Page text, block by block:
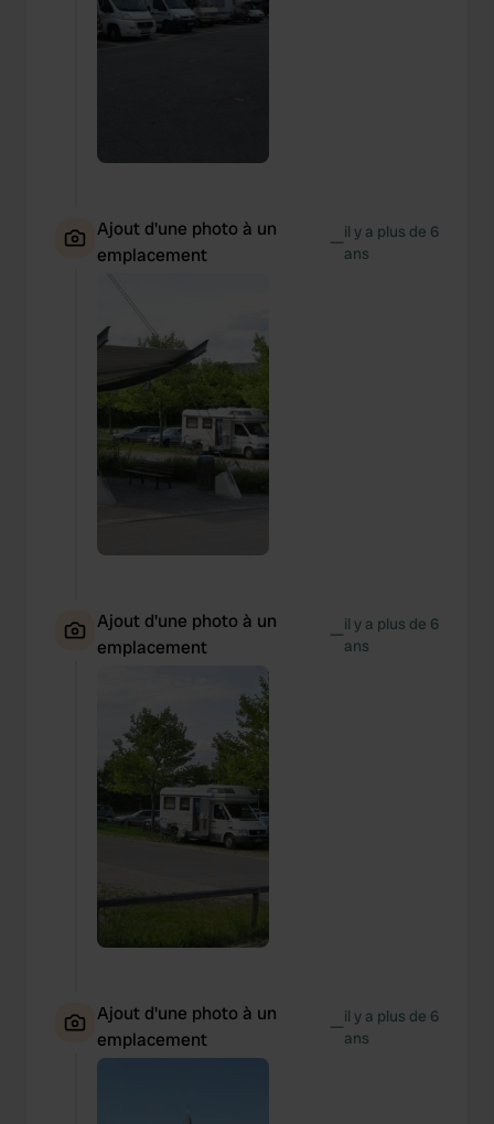
Ajout d'une photo à un
emplacement
—il y a plus de 6
ans
Ajout d'une photo à un
emplacement
—il y a plus de 6
ans
Ajout d'une photo à un
emplacement
—il y a plus de 6
ans